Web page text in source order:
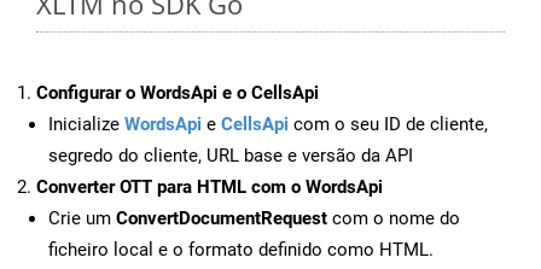
Configurar o WordsApi e o CellsApi
Inicialize WordsApi e CellsApi com o seu ID de cliente,
segredo do cliente, URL base e versão da API
Converter OTT para HTML com o WordsApi
Crie um ConvertDocumentRequest com o nome do
ficheiro local e o formato definido como HTML.